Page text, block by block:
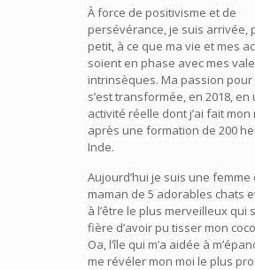
À force de positivisme et de
persévérance, je suis arrivée,
petit, à ce que ma vie et mes
soient en phase avec mes
intrinsèques. Ma passion pour
s’est transformée, en 2018, en
activité réelle dont j’ai fait mon
après une formation de 200
Inde.
Aujourd’hui je suis une femme
maman de 5 adorables chats
à l’être le plus merveilleux qui
fière d’avoir pu tisser mon
Oa, l’île qui m’a aidée à
me révéler mon moi le plus